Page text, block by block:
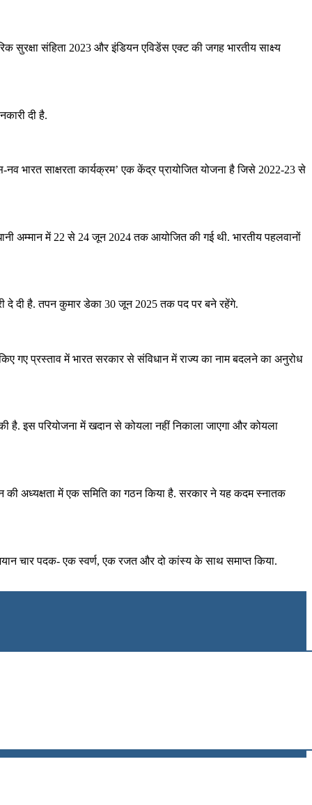
सुरक्षा संहिता 2023 और इंडियन एविडेंस एक्ट की जगह भारतीय साक्ष्य
दी है.
नव भारत साक्षरता कार्यक्रम’ एक केंद्र प्रायोजित योजना है जिसे 2022-23 से
अम्मान में 22 से 24 जून 2024 तक आयोजित की गई थी. भारतीय पहलवानों
दे दी है. तपन कुमार डेका 30 जून 2025 तक पद पर बने रहेंगे.
गए प्रस्ताव में भारत सरकार से संविधान में राज्य का नाम बदलने का अनुरोध
इस परियोजना में खदान से कोयला नहीं निकाला जाएगा और कोयला
की अध्यक्षता में एक समिति का गठन किया है. सरकार ने यह कदम स्नातक
चार पदक- एक स्वर्ण, एक रजत और दो कांस्य के साथ समाप्त किया.